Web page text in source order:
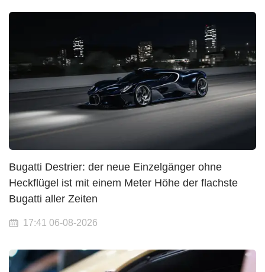
Bugatti Destrier: der neue Einzelgänger ohne
Heckflügel ist mit einem Meter Höhe der flachste
Bugatti aller Zeiten
17:41 06-08-2026